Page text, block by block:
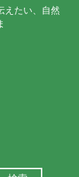
えたい、自然